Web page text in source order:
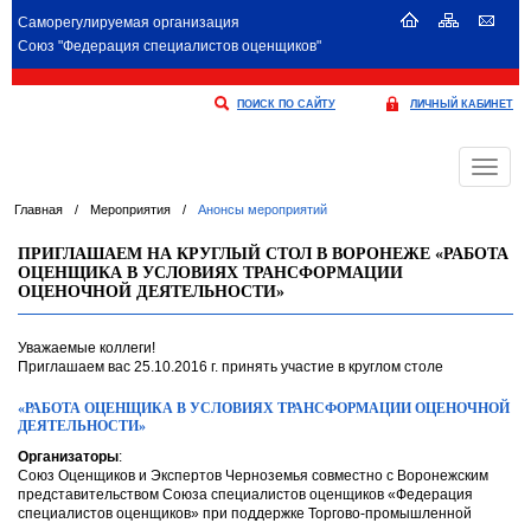
Саморегулируемая организация
Союз "Федерация специалистов оценщиков"
ПОИСК ПО САЙТУ ЛИЧНЫЙ КАБИНЕТ
Меню
Главная / Мероприятия / Анонсы мероприятий
ПРИГЛАШАЕМ НА КРУГЛЫЙ СТОЛ В ВОРОНЕЖЕ «РАБОТА
ОЦЕНЩИКА В УСЛОВИЯХ ТРАНСФОРМАЦИИ
ОЦЕНОЧНОЙ ДЕЯТЕЛЬНОСТИ»
Уважаемые коллеги!
Приглашаем вас 25.10.2016 г. принять участие в круглом столе
«РАБОТА ОЦЕНЩИКА В УСЛОВИЯХ ТРАНСФОРМАЦИИ ОЦЕНОЧНОЙ
ДЕЯТЕЛЬНОСТИ»
Организаторы:
Союз Оценщиков и Экспертов Черноземья совместно с Воронежским
представительством Союза специалистов оценщиков «Федерация
специалистов оценщиков» при поддержке Торгово-промышленной